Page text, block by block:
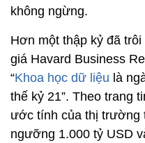
không ngừng.
Hơn một thập kỷ đã
giá Havard Business
“Khoa học dữ liệu là
thế kỷ 21”. Theo trang
ước tính của thị trường
ngưỡng 1.000 tỷ USD